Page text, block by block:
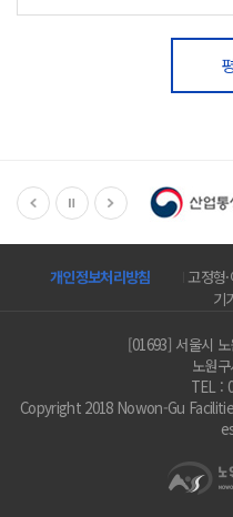
개인정보처리방침
고정형
기
[01693] 서울시
노원
TEL :
Copyright 2018 Nowon-Gu